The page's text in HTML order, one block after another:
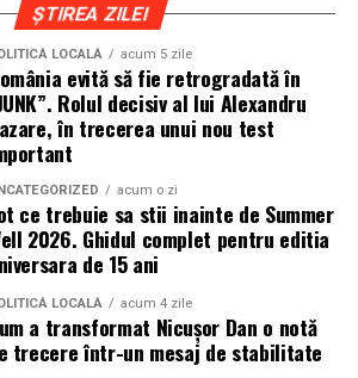
echilibrat sunt preferate de cei
masina intr-un obiect
alegerea unoranvelope all season
fi potrivita pentru multe proiecte
locale, in special pentru
clasice.
anvelopelor
masinii este analizata atent.
cum se aliniaza roata cu aripa si ce
sunt detalii care pot face
obisnuit si unul remarcabil.
ȘTIREA ZILEI
LOCALĂ acum 5 zile
evită să fie retrogradată în
Rolul decisiv al lui Alexandru
în trecerea unui nou test
acum o zi
ce trebuie sa stii inainte de Summer
2026. Ghidul complet pentru editia
de 15 ani
LOCALĂ acum 4 zile
a transformat Nicușor Dan o notă
trecere într-un mesaj de stabilitate